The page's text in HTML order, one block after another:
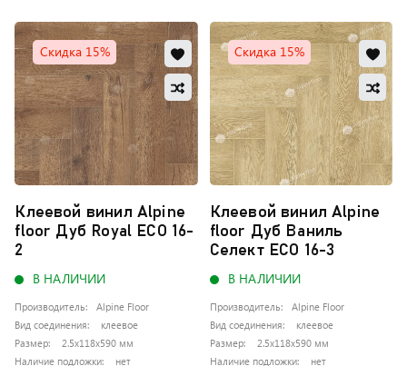
Скидка 15%
Клеевой винил Alpine
floor Дуб Royal ЕСО 16-
2
Добавить
в
избранное
Обновляю
список...
Добавить
в
сравнение
В НАЛИЧИИ
Производитель:
Alpine Floor
Вид соединения:
клеевое
Размер:
2.5x118x590 мм
Наличие подложки:
нет
Скидка 15%
Клеевой винил Alpine
floor Дуб Ваниль
Селект ЕСО 16-3
в
в
В НАЛИЧИИ
Производитель:
Alpine Floor
Вид соединения:
клеевое
Размер:
2.5x118x590 мм
Наличие подложки:
нет